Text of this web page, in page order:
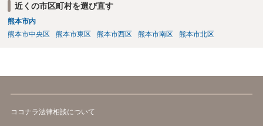
近くの市区町村を選び直す
熊本市内
熊本市中央区
熊本市東区 熊本市西区 熊本市南区 熊本市北区
ココナラ法律相談について